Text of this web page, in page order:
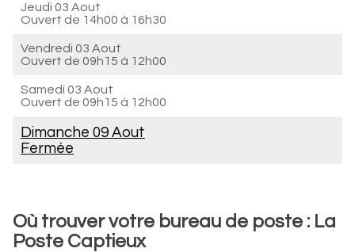
Jeudi 03 Aout
Ouvert de 14h00 à 16h30
Vendredi 03 Aout
Ouvert de 09h15 à 12h00
Samedi 03 Aout
Ouvert de 09h15 à 12h00
Dimanche 09 Aout
Fermée
Où trouver votre bureau de poste : La
Poste Captieux